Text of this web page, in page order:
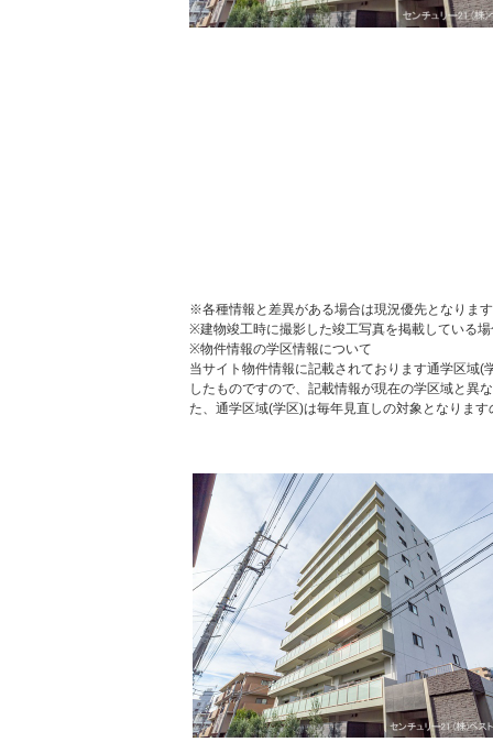
※各種情報と差異がある場合は現況優先となりま
※建物竣工時に撮影した竣工写真を掲載している
※物件情報の学区情報について
当サイト物件情報に記載されております通学区域
したものですので、記載情報が現在の学区域と異
た、通学区域(学区)は毎年見直しの対象となりま